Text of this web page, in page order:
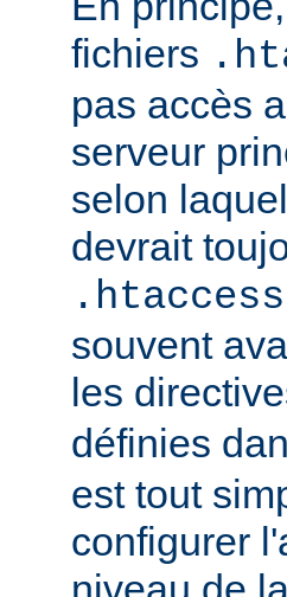
fichiers
pas accès
serveur
selon
devrait
.htaccess
souvent
les
définies
est tout
configurer